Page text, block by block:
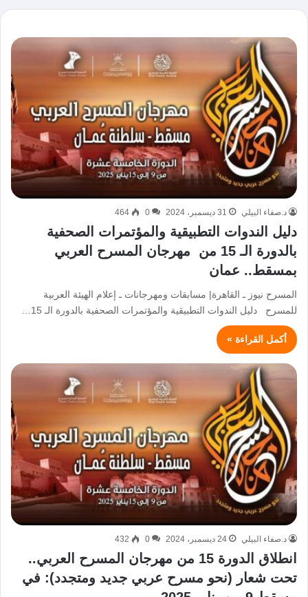
د.صفاء البيلي 31 ديسمبر، 2024 0
464
دليل الندوات التطبيقية والمؤتمرات الصحفية
بالدورة الـ 15 من مهرجان المسرح العربي
بمسقط.. عمان
المسرح نيوز ـ القاهرة| مسابقات ومهرجانات ـ إعلام الهيئة العربية
للمسرح دليل الندوات التطبيقية والمؤتمرات الصحفية بالدورة الـ 15…
أكمل القراءة »
د.صفاء البيلي 24 ديسمبر، 2024 0
432
انطلاق الدورة 15 من مهرجان المسرح العربي..
تحت شعار (نحو مسرح عربي جديد ومتجدد): في